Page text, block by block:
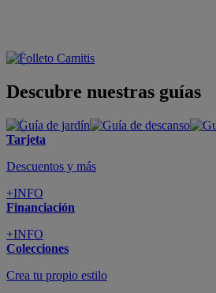
Descubre nuestras guías
Tarjeta
Descuentos y más
+INFO
Financiación
+INFO
Colecciones
Crea tu propio estilo